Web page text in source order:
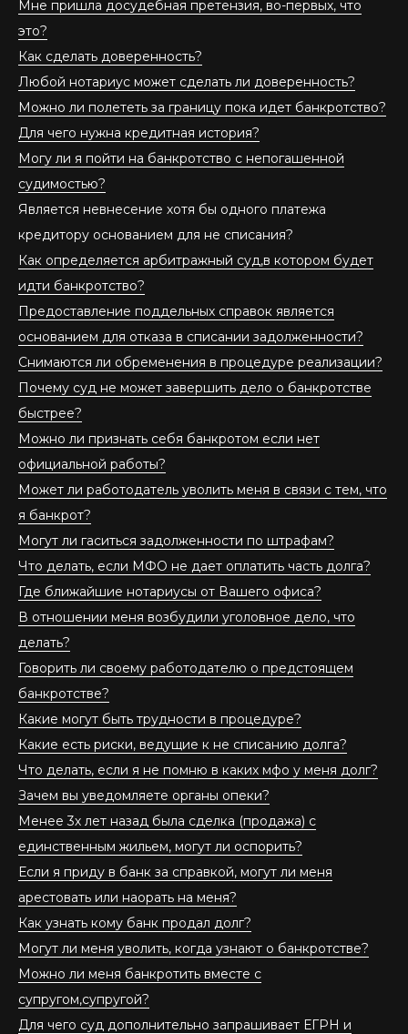
Мне пришла досудебная претензия, во-первых, что
это?
Как сделать доверенность?
Любой нотариус может сделать ли доверенность?
Можно ли полететь за границу пока идет банкротство?
Для чего нужна кредитная история?
Могу ли я пойти на банкротство с непогашенной
судимостью?
Является невнесение хотя бы одного платежа
кредитору основанием для не списания?
Как определяется арбитражный суд,в котором будет
идти банкротство?
Предоставление поддельных справок является
основанием для отказа в списании задолженности?
Снимаются ли обременения в процедуре реализации?
Почему суд не может завершить дело о банкротстве
быстрее?
Можно ли признать себя банкротом если нет
официальной работы?
Может ли работодатель уволить меня в связи с тем, что
я банкрот?
Могут ли гаситься задолженности по штрафам?
Что делать, если МФО не дает оплатить часть долга?
Где ближайшие нотариусы от Вашего офиса?
В отношении меня возбудили уголовное дело, что
делать?
Говорить ли своему работодателю о предстоящем
банкротстве?
Какие могут быть трудности в процедуре?
Какие есть риски, ведущие к не списанию долга?
Что делать, если я не помню в каких мфо у меня долг?
Зачем вы уведомляете органы опеки?
Менее 3х лет назад была сделка (продажа) с
единственным жильем, могут ли оспорить?
Если я приду в банк за справкой, могут ли меня
арестовать или наорать на меня?
Как узнать кому банк продал долг?
Могут ли меня уволить, когда узнают о банкротстве?
Можно ли меня банкротить вместе с
супругом,супругой?
Для чего суд дополнительно запрашивает ЕГРН и